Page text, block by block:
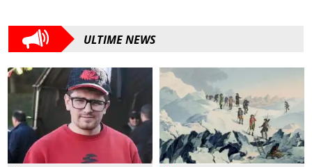
ULTIME NEWS